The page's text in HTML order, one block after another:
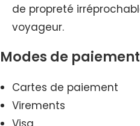
de propreté
voyageur.
Modes de paiement
Cartes de paiement
Virements